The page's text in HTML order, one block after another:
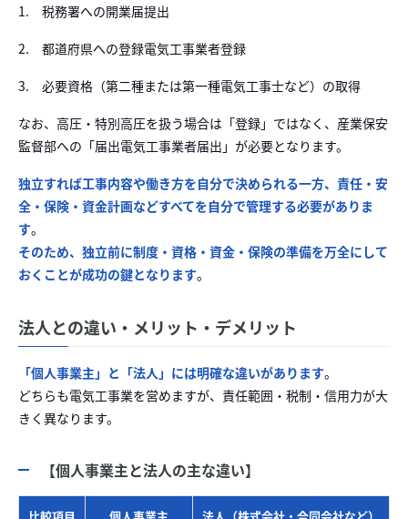
1. 税務署への開業届提出
2. 都道府県への登録電気工事業者登録
3. 必要資格（第二種または第一種電気工事士など）の取得
なお、高圧・特別高圧を扱う場合は「登録」ではなく、産業保安
監督部への「届出電気工事業者届出」が必要となります。
独立すれば工事内容や働き方を自分で決められる一方、責任・安
全・保険・資金計画などすべてを自分で管理する必要がありま
す。
そのため、独立前に制度・資格・資金・保険の準備を万全にして
おくことが成功の鍵となります。
法人との違い・メリット・デメリット
「個人事業主」と「法人」には明確な違いがあります。
どちらも電気工事業を営めますが、責任範囲・税制・信用力が大
きく異なります。
【個人事業主と法人の主な違い】